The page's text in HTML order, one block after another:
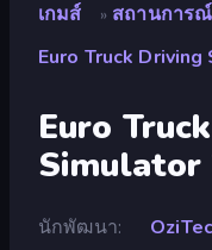
เกมส์ » สถานการ
Euro Truck
Euro
Simulator
นักพัฒนา